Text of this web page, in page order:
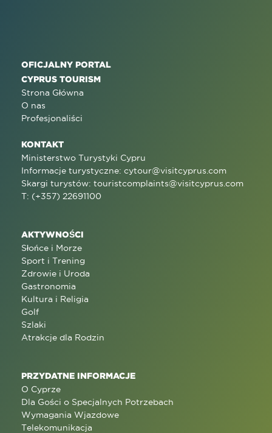
OFICJALNY PORTAL
CYPRUS TOURISM
Strona Główna
O nas
Profesjonaliści
KONTAKT
Ministerstwo Turystyki Cypru
Informacje turystyczne: cytour@visitcyprus.com
Skargi turystów: touristcomplaints@visitcyprus.com
T: (+357) 22691100
AKTYWNOŚCI
Słońce i Morze
Sport i Trening
Zdrowie i Uroda
Gastronomia
Kultura i Religia
Golf
Szlaki
Atrakcje dla Rodzin
PRZYDATNE INFORMACJE
O Cyprze
Dla Gości o Specjalnych Potrzebach
Wymagania Wjazdowe
Telekomunikacja